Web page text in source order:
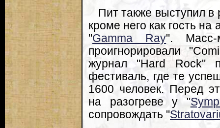
Пит также выступил в
кроме него как гость
"Gamma Ray". Масс-
проигнорировали
журнал "Hard Rock"
фестиваль, где те
1600 человек. Перед
на разогреве у "
сопровождать "